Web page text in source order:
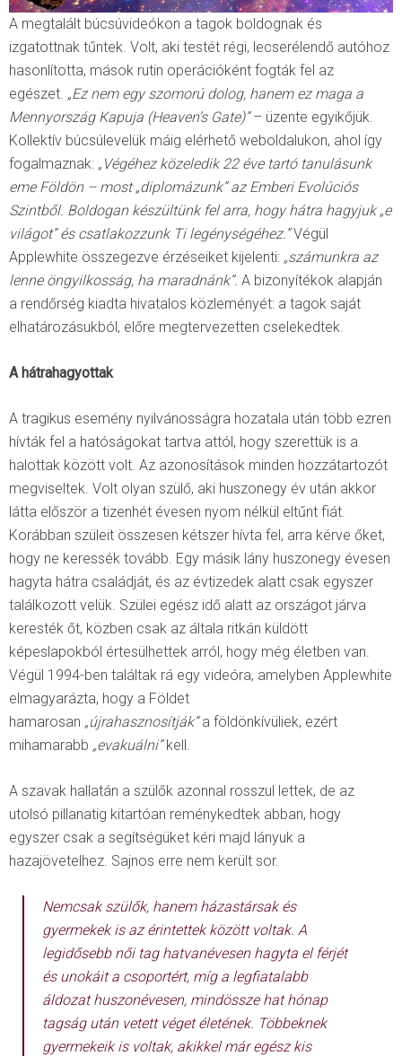
A megtalált búcsúvideókon a tagok boldognak és
izgatottnak tűntek. Volt, aki testét régi, lecserélendő autóhoz
hasonlította, mások rutin operációként fogták fel az
egészet. „Ez nem egy szomorú dolog, hanem ez maga a
Mennyország Kapuja (Heaven’s Gate)”– üzente egyikőjük.
Kollektív búcsúlevelük máig elérhető weboldalukon, ahol így
fogalmaznak: „Végéhez közeledik 22 éve tartó tanulásunk
eme Földön – most „diplomázunk” az Emberi Evolúciós
Szintből. Boldogan készültünk fel arra, hogy hátra hagyjuk „e
világot” és csatlakozzunk Ti legénységéhez.”Végül
Applewhite összegezve érzéseiket kijelenti: „számunkra az
lenne öngyilkosság, ha maradnánk”. A bizonyítékok alapján
a rendőrség kiadta hivatalos közleményét: a tagok saját
elhatározásukból, előre megtervezetten cselekedtek.
A hátrahagyottak
A tragikus esemény nyilvánosságra hozatala után több ezren
hívták fel a hatóságokat tartva attól, hogy szerettük is a
halottak között volt. Az azonosítások minden hozzátartozót
megviseltek. Volt olyan szülő, aki huszonegy év után akkor
látta először a tizenhét évesen nyom nélkül eltűnt fiát.
Korábban szüleit összesen kétszer hívta fel, arra kérve őket,
hogy ne keressék tovább. Egy másik lány huszonegy évesen
hagyta hátra családját, és az évtizedek alatt csak egyszer
találkozott velük. Szülei egész idő alatt az országot járva
keresték őt, közben csak az általa ritkán küldött
képeslapokból értesülhettek arról, hogy még életben van.
Végül 1994-ben találtak rá egy videóra, amelyben Applewhite
elmagyarázta, hogy a Földet
hamarosan „újrahasznosítják”a földönkívüliek, ezért
mihamarabb „evakuálni”kell.
A szavak hallatán a szülők azonnal rosszul lettek, de az
utolsó pillanatig kitartóan reménykedtek abban, hogy
egyszer csak a segítségüket kéri majd lányuk a
hazajövetelhez. Sajnos erre nem került sor.
Nemcsak szülők, hanem házastársak és
gyermekek is az érintettek között voltak. A
legidősebb női tag hatvanévesen hagyta el férjét
és unokáit a csoportért, míg a legfiatalabb
áldozat huszonévesen, mindössze hat hónap
tagság után vetett véget életének. Többeknek
gyermekeik is voltak, akikkel már egész kis